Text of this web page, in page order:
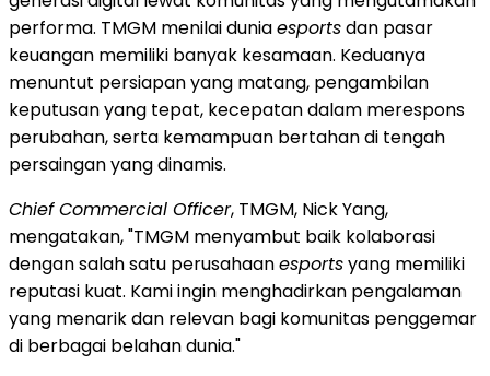
performa. TMGM menilai duniaesportsdan pasar
keuangan memiliki banyak kesamaan. Keduanya
menuntut persiapan yang matang, pengambilan
keputusan yang tepat, kecepatan dalam merespons
perubahan, serta kemampuan bertahan di tengah
persaingan yang dinamis.
Chief Commercial Officer, TMGM, Nick Yang,
mengatakan, "TMGM menyambut baik kolaborasi
dengan salah satu perusahaanesportsyang memiliki
reputasi kuat. Kami ingin menghadirkan pengalaman
yang menarik dan relevan bagi komunitas penggemar
di berbagai belahan dunia."